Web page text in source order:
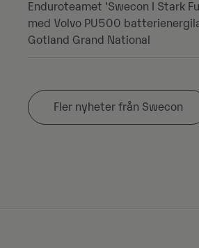
Enduroteamet 'Swecon I Stark
med Volvo PU500
Gotland Grand National
Fler nyheter från Swecon